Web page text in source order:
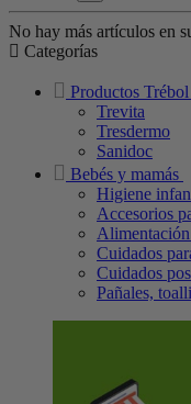
No hay más artículos en
Categorías
Productos Trébol
Trevita
Tresdermo
Sanidoc
Bebés y mamás
Higiene
Accesorios
Cuidados
Cuidados
Pañales,